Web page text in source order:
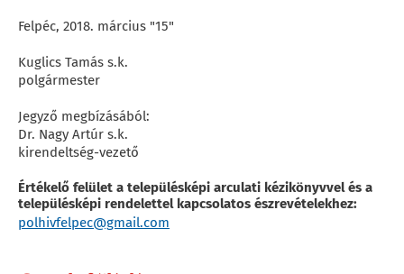
Felpéc, 2018. március "15"
Kuglics Tamás s.k.
polgármester
Jegyző megbízásából:
Dr. Nagy Artúr s.k.
kirendeltség-vezető
Értékelő felület a településképi arculati kézikönyvvel és a
településképi rendelettel kapcsolatos észrevételekhez:
polhivfelpec@gmail.com